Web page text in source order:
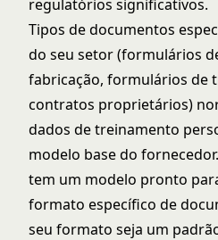
regulatórios significativos.
Tipos de documentos
do seu setor (formulários
fabricação, formulários de
contratos proprietários)
dados de treinamento
modelo base do
tem um modelo pronto
formato específico de
seu formato seja um